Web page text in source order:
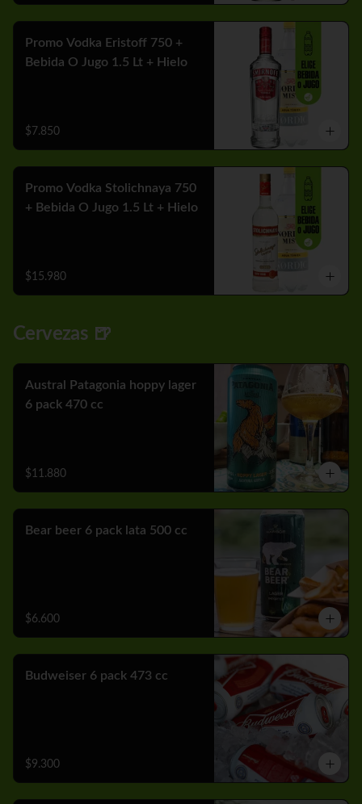
Promo Vodka Eristoff 750 +
Bebida O Jugo 1.5 Lt + Hielo
$7.850
Promo Vodka Stolichnaya 750
+ Bebida O Jugo 1.5 Lt + Hielo
$15.980
Cervezas 🍺
Austral Patagonia hoppy lager
6 pack 470 cc
$11.880
Bear beer 6 pack lata 500 cc
$6.600
Budweiser 6 pack 473 cc
$9.300